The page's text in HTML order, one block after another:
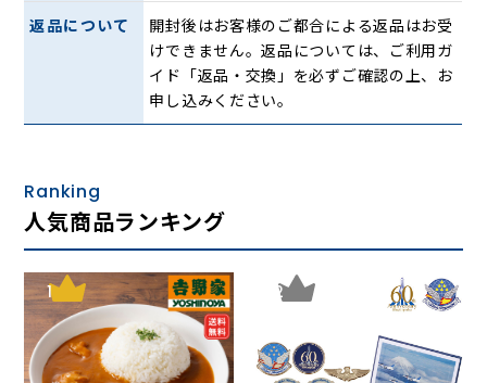
今回は数多くある麻寝具の中から、1944年創業以来、滋賀県
の琵琶湖東地域の伝統産業「近江の麻」と共に歩み、良質な
麻織物製品を提供している滋賀麻工業の手掛ける「洗えるリ
ネン」の寝具をご紹介します。
人類最古の繊維と言われるリネン（亜麻）は主にフランス、
ベルギー、オランダなどヨーロッパを中心に栽培されていま
返品について
開封後はお客様のご都合による返品はお受
けできません。返品については、ご利用ガ
イド「返品・交換」を必ずご確認の上、お
申し込みください。
Ranking
人気商品ランキング
1 2